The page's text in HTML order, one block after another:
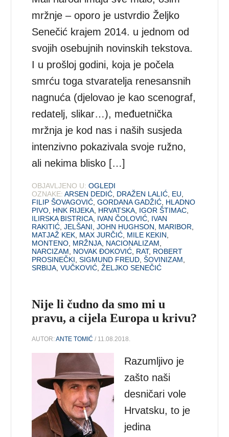
mržnje – oporo je ustvrdio Željko
Senečić krajem 2014. u jednom od
svojih osebujnih novinskih tekstova.
I u prošloj godini, koja je počela
smrću toga stvaratelja renesansnih
nagnuća (djelovao je kao scenograf,
redatelj, slikar…), međuetnička
mržnja je kod nas i naših susjeda
intenzivno pokazivala svoje ružno,
ali nekima blisko […]
OBJAVLJENO U: OGLEDI
OZNAKE: ARSEN DEDIĆ, DRAŽEN LALIĆ, EU,
FILIP ŠOVAGOVIĆ,GORDANA GADŽIĆ, HLADNO
PIVO, HNK RIJEKA, HRVATSKA, IGOR ŠTIMAC,
ILIRSKA BISTRICA, IVAN ČOLOVIĆ, IVAN
RAKITIĆ,JELŠANI,JOHN HUGHSON, MARIBOR,
MATJAŽ KEK, MAX JURČIĆ, MILE KEKIN,
MONTENO, MRŽNJA, NACIONALIZAM,
NARCIZAM, NOVAK ĐOKOVIĆ, RAT, ROBERT
PROSINEČKI,SIGMUND FREUD,ŠOVINIZAM,
SRBIJA,VUČKOVIĆ,ŽELJKO SENEČIĆ
Nije li čudno da smo mi u
pravu, a cijela Europa u krivu?
AUTOR:ANTE TOMIĆ / 11.08.2018.
Razumljivo je
zašto naši
desničari vole
Hrvatsku, to je
jedina